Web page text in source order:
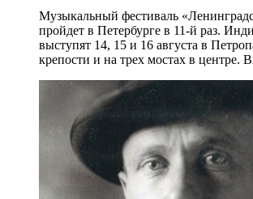
Музыкальный фестиваль
пройдет в Петербурге в 11-й раз.
выступят 14, 15 и 16 августа в
крепости и на трех мостах в центре.